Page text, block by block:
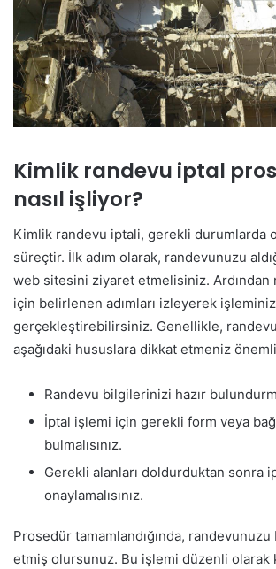
Kimlik randevu iptal
nasıl işliyor?
Kimlik randevu iptali, gerekli durumlarda
süreçtir. İlk adım olarak, randevunuzu
web sitesini ziyaret etmelisiniz. Ardından
için belirlenen adımları izleyerek
gerçekleştirebilirsiniz. Genellikle,
aşağıdaki hususlara dikkat etmeniz
Randevu bilgilerinizi hazır
İptal işlemi için gerekli form veya
bulmalısınız.
Gerekli alanları doldurduktan sonra
onaylamalısınız.
Prosedür tamamlandığında, randevunuzu
etmiş olursunuz. Bu işlemi düzenli olarak